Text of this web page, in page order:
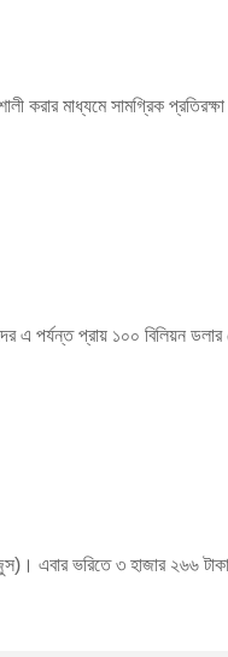
করার মাধ্যমে সামগ্রিক
এ পর্যন্ত প্রায় ১০০ বিলিয়ন
এবার ভরিতে ৩ হাজার ২৬৬